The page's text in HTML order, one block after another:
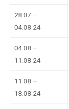
28.07 –
04.08.24
04.08 –
11.08.24
11.08 –
18.08.24